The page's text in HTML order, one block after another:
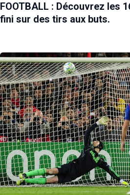
FOOTBALL : Découvrez les
fini sur des tirs aux buts.